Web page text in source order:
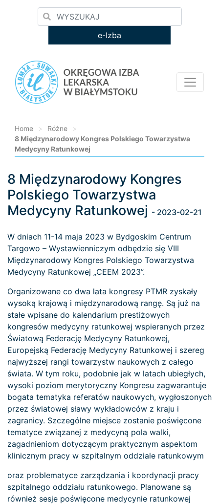
e-Izba
Home > Różne
>
8 Międzynarodowy Kongres Polskiego Towarzystwa
Medycyny Ratunkowej
Loading...
8 Międzynarodowy Kongres
Polskiego Towarzystwa
Medycyny Ratunkowej - 2023-02-21
W dniach 11-14 maja 2023 w Bydgoskim Centrum
Targowo – Wystawienniczym odbędzie się VIII
Międzynarodowy Kongres Polskiego Towarzystwa
Medycyny Ratunkowej „CEEM 2023”.
Organizowane co dwa lata kongresy PTMR zyskały
wysoką krajową i międzynarodową rangę. Są już na
stałe wpisane do kalendarium prestiżowych
kongresów medycyny ratunkowej wspieranych przez
Światową Federację Medycyny Ratunkowej,
Europejską Federację Medycyny Ratunkowej i szereg
najwyższej rangi towarzystw naukowych z całego
świata. W tym roku, podobnie jak w latach ubiegłych,
wysoki poziom merytoryczny Kongresu zagwarantuje
bogata tematyka referatów naukowych, wygłoszonych
przez światowej sławy wykładowców z kraju i
zagranicy. Szczególne miejsce zostanie poświęcone
tematyce związanej z medycyną pola walki,
zagadnieniom dotyczącym praktycznym aspektom
klinicznym pracy w szpitalnym oddziale ratunkowym
oraz problematyce zarządzania i koordynacji pracy
szpitalnego oddziału ratunkowego. Planowane są
również sesje poświęcone medycynie ratunkowej